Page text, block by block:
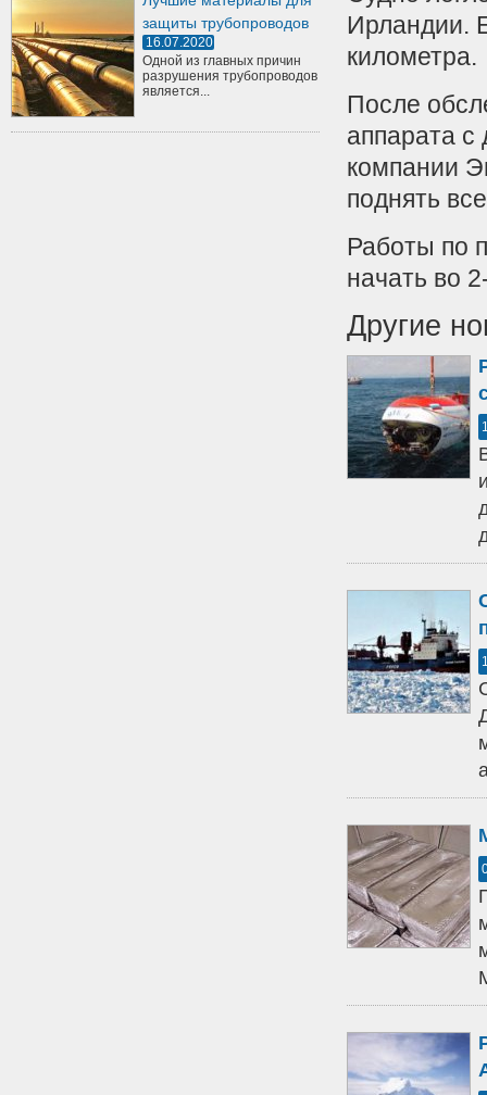
защиты трубопроводов
16.07.2020
Одной из главных причин
разрушения трубопроводов
является...
Ирландии.
километра.
После
аппарата с
компании
поднять
Работы по
начать во
Другие